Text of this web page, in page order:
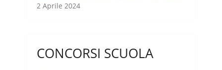
2 Aprile 2024
CONCORSI SCUOLA